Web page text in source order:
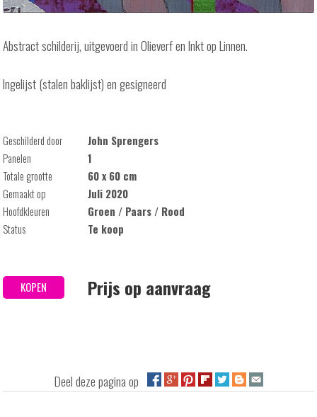
Abstract schilderij, uitgevoerd in Olieverf en Inkt op Linnen.
Ingelijst (stalen baklijst) en gesigneerd
Geschilderd door
John Sprengers
Panelen
1
Totale grootte
60 x 60 cm
Gemaakt op
Juli 2020
Hoofdkleuren
Groen / Paars / Rood
Status
Te koop
KOPEN Prijs op aanvraag
Deel deze pagina op